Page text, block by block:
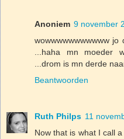
Anoniem 9 november
wowwwwwwwwwww
...haha mn moeder
...drom is mn derde
Beantwoorden
Ruth Philps 11
Now that is what I call